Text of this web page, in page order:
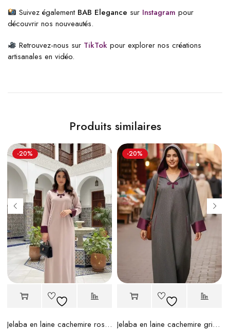
Suivez également BAB Elegance sur Instagram pour
découvrir nos nouveautés.
Retrouvez-nous sur TikTok pour explorer nos créations
artisanales en vidéo.
Produits similaires
-20%
Jelaba en laine cachemire rose – Élégance et Chaleur
-20%
Jelaba en laine cachemire grise – Élégance et Chaleur